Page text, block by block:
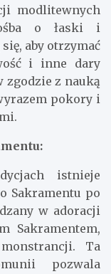
modlitewnych
o łaski i
aby otrzymać
i inne dary
zgodzie z nauką
pokory i
istnieje
Sakramentu po
w adoracji
Sakramentem,
Ta
pozwala